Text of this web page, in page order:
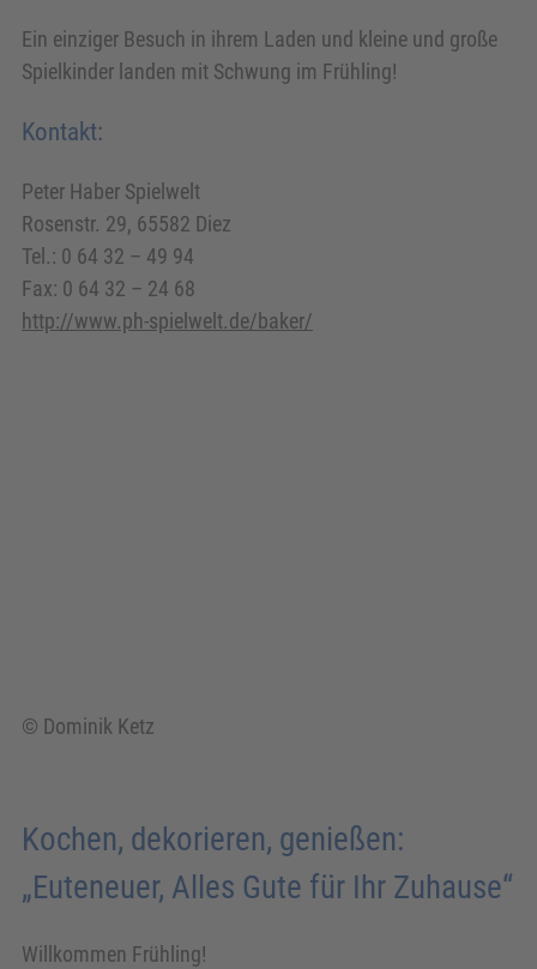
Ein einziger Besuch in ihrem Laden und kleine und große
Spielkinder landen mit Schwung im Frühling!
Kontakt:
Peter Haber Spielwelt
Rosenstr. 29, 65582 Diez
Tel.: 0 64 32 – 49 94
Fax: 0 64 32 – 24 68
http://www.ph-spielwelt.de/baker/
© Dominik Ketz
Kochen, dekorieren, genießen:
„Euteneuer, Alles Gute für Ihr Zuhause“
Willkommen Frühling!